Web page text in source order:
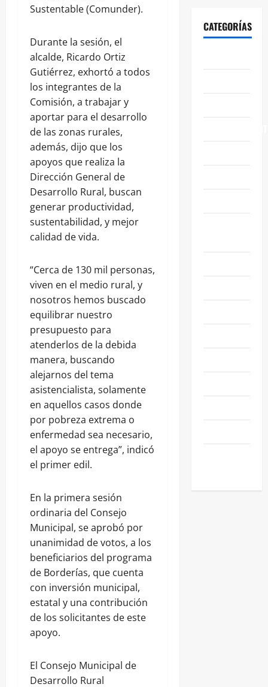
Sustentable (Comunder).
Durante la sesión, el
alcalde, Ricardo Ortiz
Gutiérrez, exhortó a todos
los integrantes de la
Comisión, a trabajar y
aportar para el desarrollo
de las zonas rurales,
además, dijo que los
apoyos que realiza la
Dirección General de
Desarrollo Rural, buscan
generar productividad,
sustentabilidad, y mejor
calidad de vida.
“Cerca de 130 mil personas,
viven en el medio rural, y
nosotros hemos buscado
equilibrar nuestro
presupuesto para
atenderlos de la debida
manera, buscando
alejarnos del tema
asistencialista, solamente
en aquellos casos donde
por pobreza extrema o
enfermedad sea necesario,
el apoyo se entrega”, indicó
el primer edil.
En la primera sesión
ordinaria del Consejo
Municipal, se aprobó por
unanimidad de votos, a los
beneficiarios del programa
de Borderías, que cuenta
con inversión municipal,
estatal y una contribución
de los solicitantes de este
apoyo.
El Consejo Municipal de
Desarrollo Rural
CATEGORÍAS